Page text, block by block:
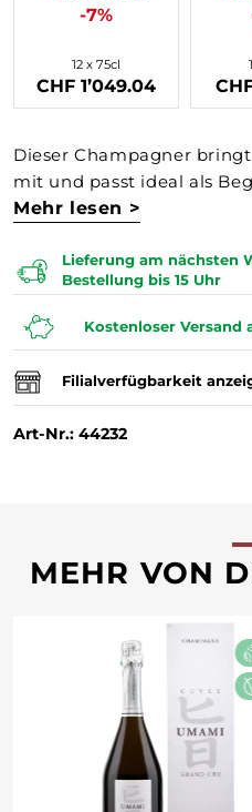
-7%
12 x 75cl
CHF 1’049.04
Dieser Champagner
mit und passt ideal als
Mehr lesen >
Lieferung am nächsten
Bestellung bis 15 Uhr
Kostenloser Versand
Filialverfügbarkeit
Art-Nr.: 44232
MEHR VON